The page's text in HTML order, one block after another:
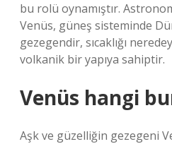
bu rolü oynamıştır.
Venüs, güneş sisteminde
gezegendir, sıcaklığı
volkanik bir yapıya sahiptir.
Venüs hangi
Aşk ve güzelliğin gezegeni